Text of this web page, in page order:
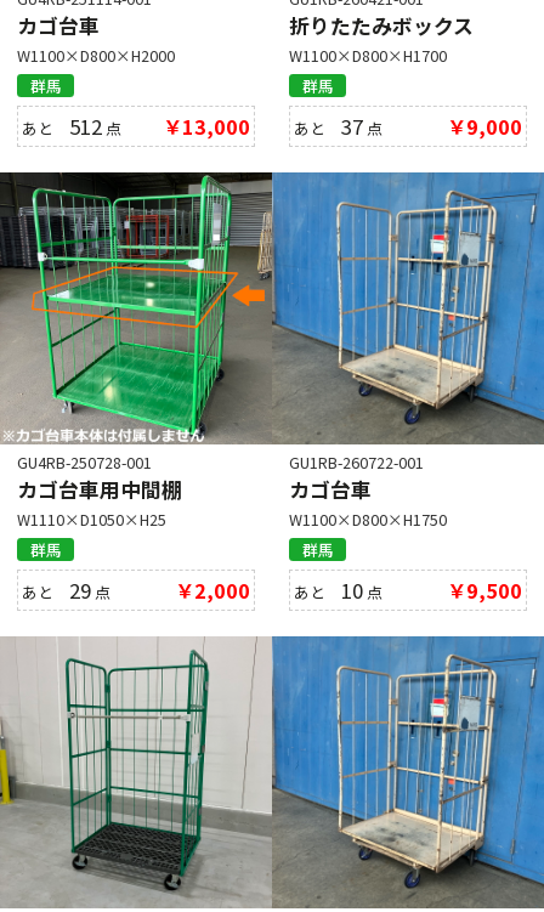
カゴ台車
W1100×D800×H2000
群馬
あと 512 点 ￥13,000
折りたたみボックス
W1100×D800×H1700
群馬
あと37 点 ￥9,000
GU4RB-250728-001
カゴ台車用中間棚
W1110×D1050×H25
群馬
あと 29 点 ￥2,000
GU1RB-260722-001
カゴ台車
W1100×D800×H1750
群馬
あと 10 点 ￥9,500